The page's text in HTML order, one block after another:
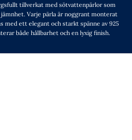
tillverkat med sötvattenpärlor som
Varje pärla är noggrant monterat
med ett elegant och starkt spänne av 925
både hållbarhet och en lyxig finish.